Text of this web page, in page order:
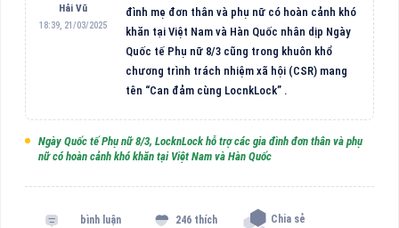
Hải Vũ
18:39, 21/03/2025
đình mẹ đơn thân và phụ nữ có hoàn cảnh khó
khăn tại Việt Nam và Hàn Quốc nhân dịp Ngày
Quốc tế Phụ nữ 8/3 cũng trong khuôn khổ
chương trình trách nhiệm xã hội (CSR) mang
tên “Can đảm cùng LocnkLock” .
Ngày Quốc tế Phụ nữ 8/3, LocknLock hỗ trợ các gia đình đơn thân và phụ
nữ có hoàn cảnh khó khăn tại Việt Nam và Hàn Quốc
bình luận 246 thích Chia sẻ